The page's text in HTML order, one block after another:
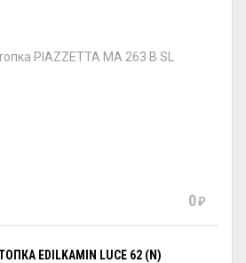
0₽
EDILKAMIN LUCE 62 (N)